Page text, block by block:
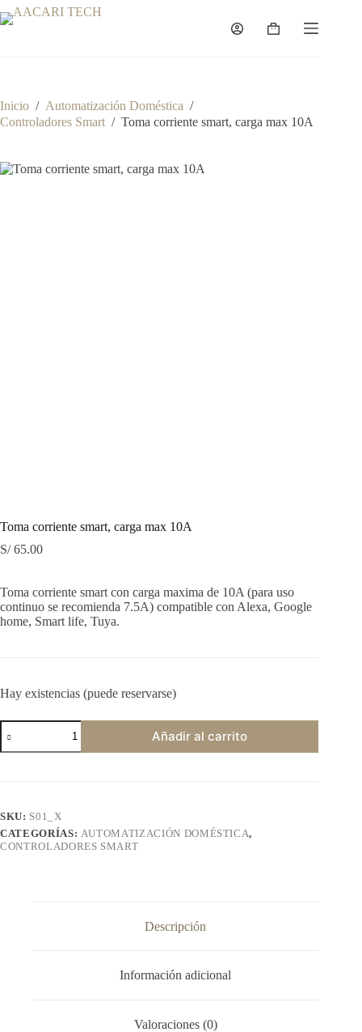
Saltar
al
Carro
Inicio / Automatización Doméstica /
Controladores Smart / Toma corriente smart, carga max 10A
Toma corriente smart, carga max 10A
S/65.00
Toma corriente smart con carga maxima de 10A (para uso
continuo se recomienda 7.5A) compatible con Alexa, Google
home, Smart life, Tuya.
Hay existencias (puede reservarse)
Toma
corriente
smart,
Añadir al carrito
SKU: S01_X
CATEGORÍAS: AUTOMATIZACIÓN DOMÉSTICA,
CONTROLADORES SMART
Descripción
Información adicional
Valoraciones (0)